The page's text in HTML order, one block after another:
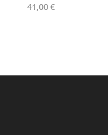
41,00€